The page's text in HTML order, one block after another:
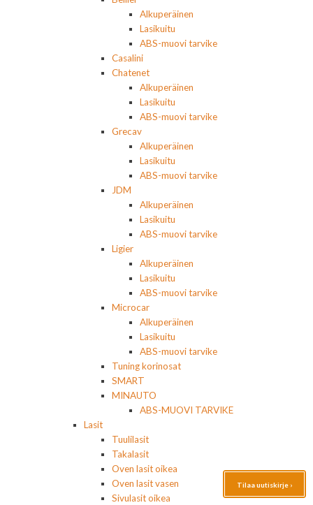
Alkuperäinen
Lasikuitu
ABS-muovi tarvike
Casalini
Chatenet
Alkuperäinen
Lasikuitu
ABS-muovi tarvike
Grecav
Alkuperäinen
Lasikuitu
ABS-muovi tarvike
JDM
Alkuperäinen
Lasikuitu
ABS-muovi tarvike
Ligier
Alkuperäinen
Lasikuitu
ABS-muovi tarvike
Microcar
Alkuperäinen
Lasikuitu
ABS-muovi tarvike
Tuning korinosat
SMART
MINAUTO
ABS-MUOVI TARVIKE
Lasit
Tuulilasit
Takalasit
Oven lasit oikea
Oven lasit vasen
Sivulasit oikea
Tilaa uutiskirje ›